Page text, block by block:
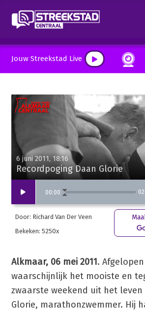
Jouw Streekstad Live
00:00
6 juni 2011, 18:16
Recordpoging Daan Glorie
Door: Richard Van Der Veen
Bekeken: 5250x
Alkmaar, 06 mei 2011.
waarschijnlijk het mooiste en
zwaarste weekend uit het leven
Glorie, marathonzwemmer. Hij